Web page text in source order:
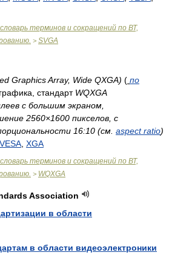
терминов и сокращений по ВТ,
> SVGA
Graphics Array, Wide QXGA) ( по
стандарт WQXGA
с большим экраном,
2560×1600 пикселов, с
16:10 (см. aspect ratio)
VESA XGA
терминов и сокращений по ВТ,
> WQXGA
Association
в области
в области видеоэлектроники